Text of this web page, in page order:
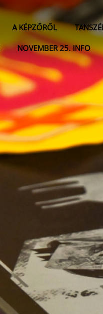
A KÉPZŐRŐL
NOVEMBER 25. INFO